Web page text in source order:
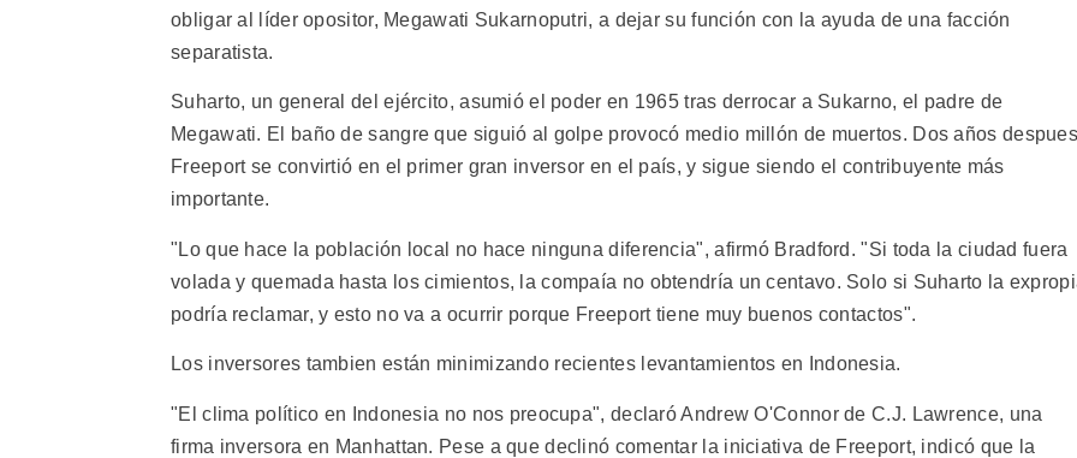
obligar al líder opositor, Megawati Sukarnoputri, a dejar su función con la ayuda de una facción
separatista.
Suharto, un general del ejército, asumió el poder en 1965 tras derrocar a Sukarno, el padre de
Megawati. El baño de sangre que siguió al golpe provocó medio millón de muertos. Dos años
Freeport se convirtió en el primer gran inversor en el país, y sigue siendo el contribuyente más
importante.
"Lo que hace la población local no hace ninguna diferencia", afirmó Bradford. "Si toda la ciudad fuera
volada y quemada hasta los cimientos, la compaía no obtendría un centavo. Solo si Suharto la
podría reclamar, y esto no va a ocurrir porque Freeport tiene muy buenos contactos".
Los inversores tambien están minimizando recientes levantamientos en Indonesia.
"El clima político en Indonesia no nos preocupa", declaró Andrew O'Connor de C.J. Lawrence, una
firma inversora en Manhattan. Pese a que declinó comentar la iniciativa de Freeport, indicó que la